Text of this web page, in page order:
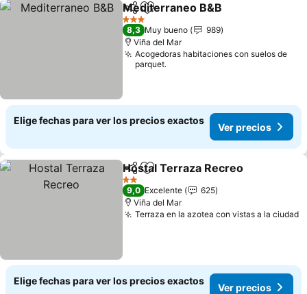
CompartirAgregar a favoritos
Mediterraneo B&B
3 Estrellas
8,3 Muy bueno
989
Viña del Mar
Acogedoras habitaciones con suelos de
parquet.
Elige fechas para ver los precios exactos
Ver precios
CompartirAgregar a favoritos
Hostal Terraza Recreo
2 Estrellas
9,0 Excelente
625
Viña del Mar
Terraza en la azotea con vistas a la ciudad
Elige fechas para ver los precios exactos
Ver precios